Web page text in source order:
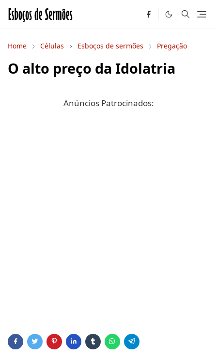
Home Células Esboços de sermões Pregação
O alto preço da Idolatria
Anúncios Patrocinados: